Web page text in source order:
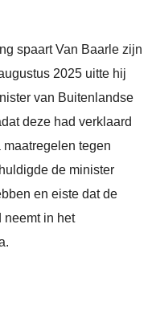
spaart Van Baarle zijn
2025 uitte hij
van Buitenlandse
deze had verklaard
tegen
de minister
en eiste dat de
neemt in het